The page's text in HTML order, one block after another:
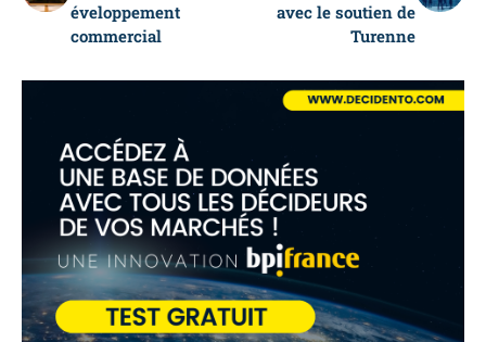
éveloppement
commercial
avec le soutien de
Turenne